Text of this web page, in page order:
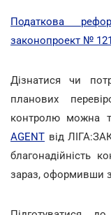
Податкова
законопроект №
Дізнатися чи
планових
контролю можна
AGENT від
благонадійність
зараз, оформивши